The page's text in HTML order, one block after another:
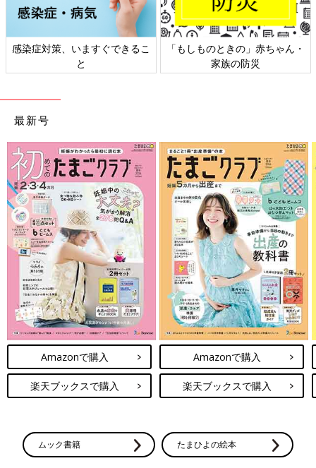
ちゃん・
日本外来小児科学会リーフレッ
六星占術 細木かおり
最新号
Amazonで購入
楽天ブックスで購入
Amazonで購入
楽天ブックスで購入
ムック書籍 たまひよの絵本